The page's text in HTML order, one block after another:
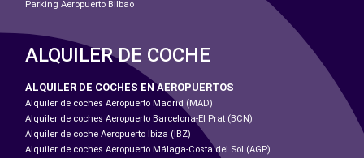
Parking Aeropuerto Bilbao
ALQUILER DE COCHE
ALQUILER DE COCHES EN AEROPUERTOS
Alquiler de coches Aeropuerto Madrid (MAD)
Alquiler de coches Aeropuerto Barcelona-El Prat (BCN)
Alquiler de coche Aeropuerto Ibiza (IBZ)
Alquiler de coches Aeropuerto Málaga-Costa del Sol (AGP)